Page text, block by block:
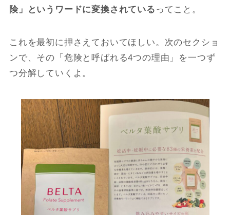
険」というワードに変換されている ってこと。
これを最初に押さえておいてほしい。次のセクショ
ンで、その「危険と呼ばれる4つの理由」を一つず
つ分解していくよ。